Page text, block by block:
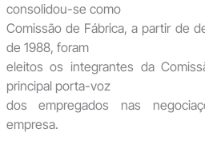
consolidou-se como
Comissão de Fábrica, a partir de
de 1988, foram
eleitos os integrantes da
principal porta-voz
dos empregados nas
empresa.